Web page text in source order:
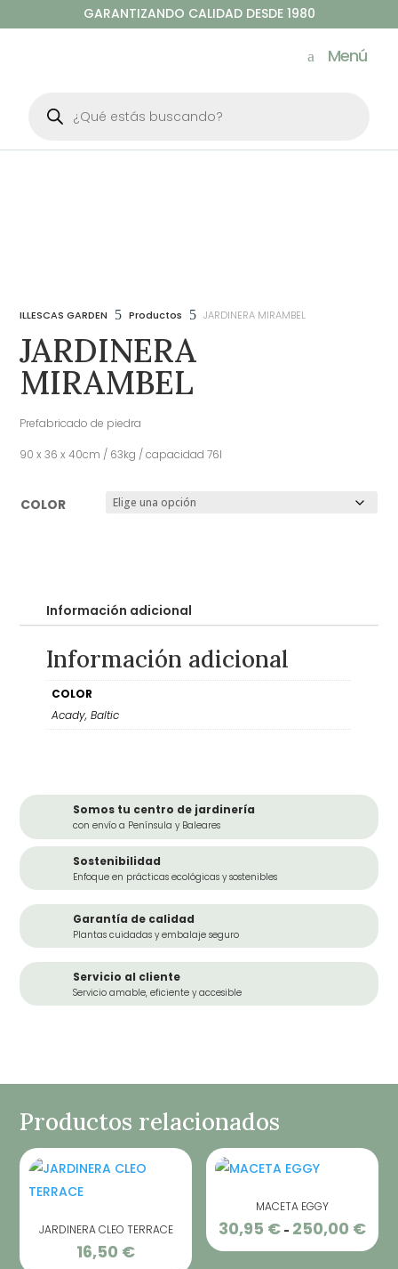
GARANTIZANDO CALIDAD DESDE 1980
Menú
productos
ILLESCAS GARDEN 5 Productos 5 JARDINERA MIRAMBEL
JARDINERA
MIRAMBEL
Prefabricado de piedra
90 x 36 x 40cm / 63kg / capacidad 76l
COLOR
Información adicional
Información adicional
COLOR
Acady, Baltic
Somos tu centro de jardinería
con envío a Península y Baleares
Sostenibilidad
Enfoque en prácticas ecológicas y sostenibles
Garantía de calidad
Plantas cuidadas y embalaje seguro
Servicio al cliente
Servicio amable, eficiente y accesible
Productos relacionados
JARDINERA CLEO TERRACE
16,50 €
MACETA EGGY
30,95 € - 250,00 €
de